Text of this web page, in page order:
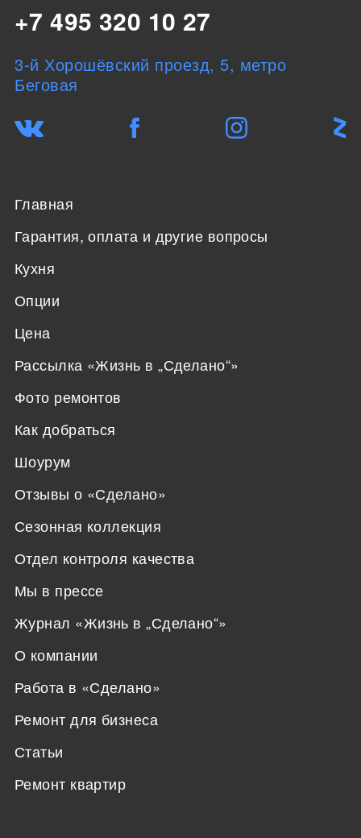
+7 495 320 10 27
3-й Хорошёвский проезд, 5, метро
Беговая
Главная
Гарантия, оплата и другие вопросы
Кухня
Опции
Цена
Рассылка «Жизнь в „Сделано“»
Фото ремонтов
Как добраться
Шоурум
Отзывы о «Сделано»
Сезонная коллекция
Отдел контроля качества
Мы в прессе
Журнал «Жизнь в „Сделано“»
О компании
Работа в «Сделано»
Ремонт для бизнеса
Статьи
Ремонт квартир